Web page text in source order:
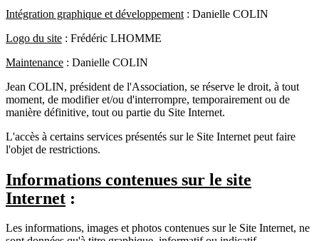
Intégration graphique et développement : Danielle COLIN
Logo du site : Frédéric LHOMME
Maintenance : Danielle COLIN
Jean COLIN, président de l'Association, se réserve le droit, à tout
moment, de modifier et/ou d'interrompre, temporairement ou de
manière définitive, tout ou partie du Site Internet.
L'accès à certains services présentés sur le Site Internet peut faire
l'objet de restrictions.
Informations contenues sur le site
Internet :
Les informations, images et photos contenues sur le Site Internet, ne